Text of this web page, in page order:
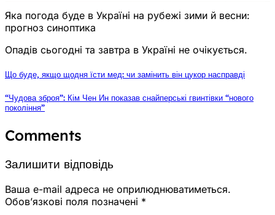
Яка погода буде в Україні на рубежі зими й весни:
прогноз синоптика
Опадів сьогодні та завтра в Україні не очікується.
Що буде, якщо щодня їсти мед: чи замінить він цукор насправді
“Чудова зброя”: Кім Чен Ин показав снайперські гвинтівки “нового
покоління”
Comments
Залишити відповідь
Ваша e-mail адреса не оприлюднюватиметься.
Обов’язкові поля позначені *